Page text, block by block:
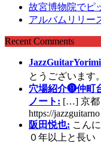
故宮博物院でピ
アルバムリリー
Recent Comments
とうございま
穴場紹介❾仲町
ノート: […] 京都
https://jazzguitarno
阪田悦也: こん
０年以上と長い